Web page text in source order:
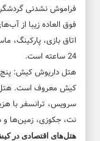
فراموش نشدنی
فوق العاده زیبا از
اتاق بازی، پارکینگ،
24 ساعته است.
هتل داریوش کیش: پنج
کیش معروف است. هتل
سرویس، ترانسفر با
نت، جکوزی، زمین‌ها
هتل‌های اقتصادی در